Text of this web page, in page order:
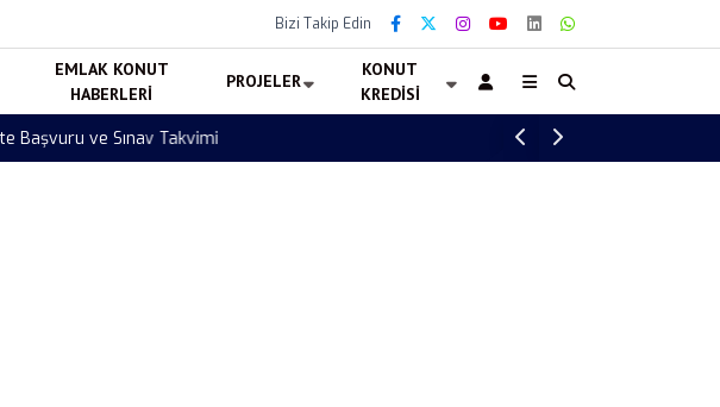
Bizi Takip Edin
EMLAK KONUT
HABERLERI
PROJELER
KONUT
KREDISI
Okullara 30 Bin Güvenlik Personeli Alımı